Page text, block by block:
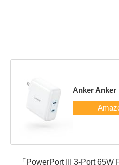
Anker Anker
「PowerPort III 3-Port 65W